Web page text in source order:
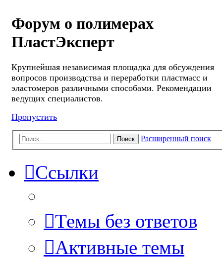
Форум о полимерах
ПластЭксперт
Крупнейшая независимая площадка для обсуждения
вопросов производства и переработки пластмасс и
эластомеров различными способами. Рекомендации
ведущих специалистов.
Пропустить
Поиск Расширенный поиск
Ссылки
Темы без ответов
Активные темы